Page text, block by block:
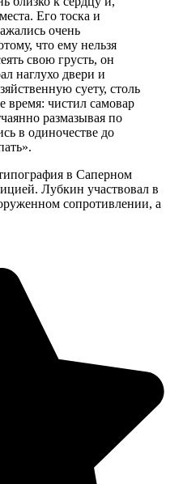
Его тоска и
очень
что ему нельзя
свою грусть, он
наглухо двери и
суету, столь
чистил самовар
размазывая по
в одиночестве до
в Саперном
Лубкин участвовал в
сопротивлении, а